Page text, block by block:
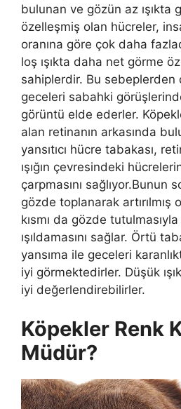
bulunan ve gözün az ışıkta
özelleşmiş olan hücreler,
oranına göre çok daha
loş ışıkta daha net görme
sahiplerdir. Bu sebeplerden
geceleri sabahki
görüntü elde ederler.
alan retinanın arkasında
yansıtıcı hücre tabakası,
ışığın çevresindeki
çarpmasını sağlıyor.Bunun
gözde toplanarak artırılmış
kısmı da gözde
ışıldamasını sağlar. Örtü
yansıma ile geceleri
iyi görmektedirler. Düşük
iyi değerlendirebilirler.
Köpekler Renk
Müdür?